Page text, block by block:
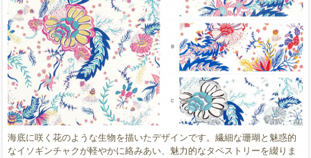
海底に咲く花のような生物を描いたデザインです。繊細な珊瑚と魅惑的
なイソギンチャクが軽やかに絡みあい、魅力的なタペストリーを綴りま